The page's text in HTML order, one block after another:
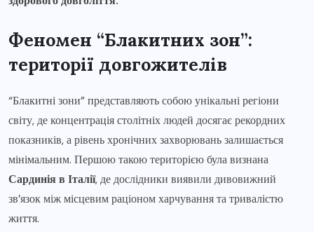
Феномен “Блакитних зон”:
території довгожителів
“Блакитні зони” представляють собою унікальні регіони
світу, де концентрація столітніх людей досягає рекордних
показників, а рівень хронічних захворювань залишається
мінімальним. Першою такою територією була визнана
Сардинія в Італії, де дослідники виявили дивовижний
зв’язок між місцевим раціоном харчування та тривалістю
життя.